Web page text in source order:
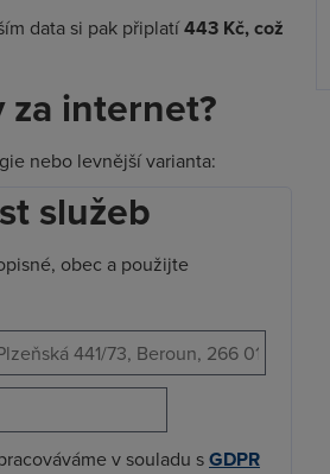
data si pak připlatí443 Kč, což
internet?
nebo levnější varianta:
služeb
obec a použijte
v souladu sGDPR